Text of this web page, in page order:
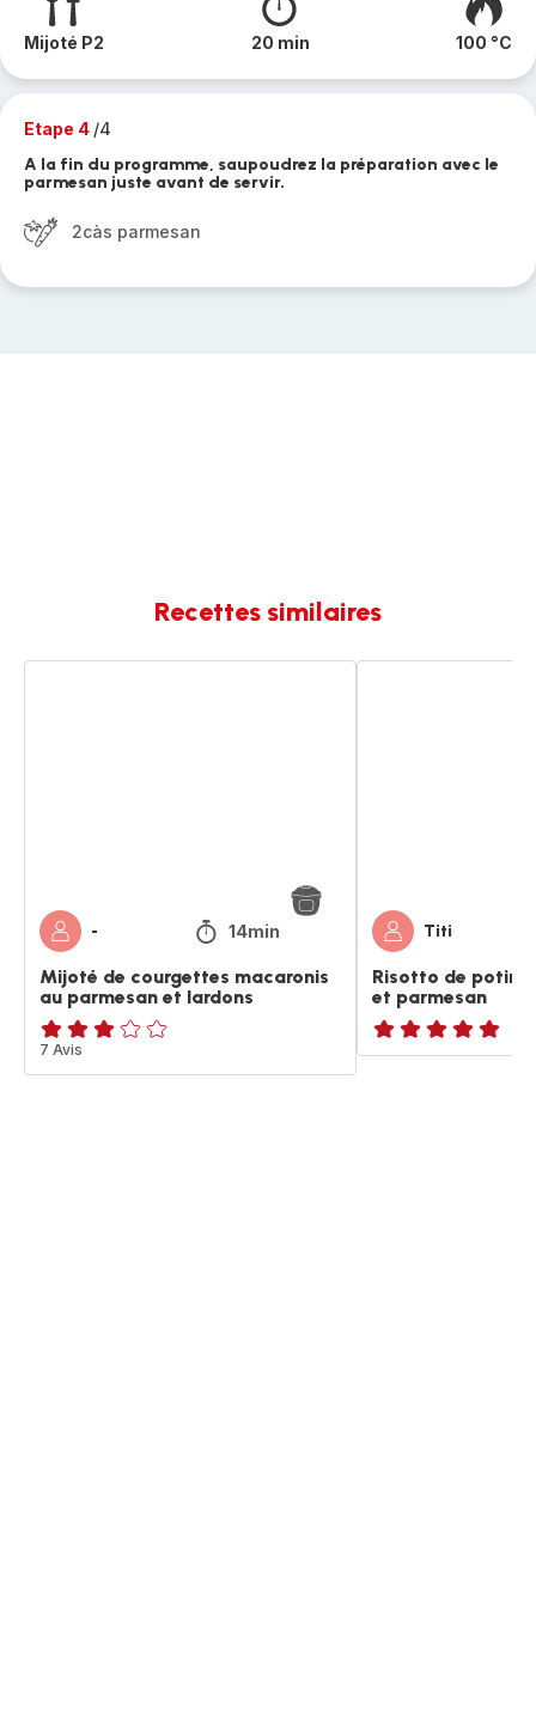
Mijoté P2 20 min 100 °C
Etape 4 /4
A la fin du programme, saupoudrez la préparation avec le
parmesan juste avant de servir.
2càs parmesan
Recettes similaires
- 14min
Mijoté de courgettes macaronis
au parmesan et lardons
Avis
3
7 Avis
Titi
Risotto de
et parmesan
ratings.NaN